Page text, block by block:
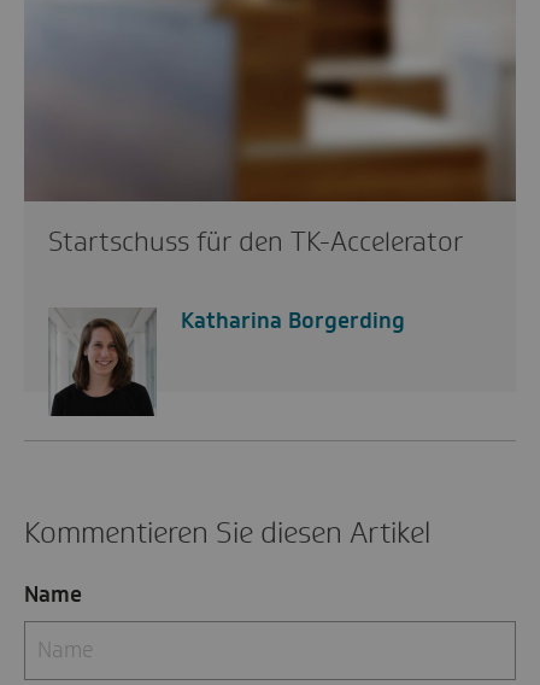
Startschuss für den TK-Accelerator
Katharina Borgerding
Kommentieren Sie diesen Artikel
Name